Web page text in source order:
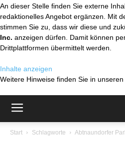
An dieser Stelle finden Sie externe
redaktionelles Angebot ergänzen. Mit
stimmen Sie zu, dass wir diese und
Inc. anzeigen dürfen. Damit können
Drittplattformen übermittelt werden.
Inhalte anzeigen
Weitere Hinweise finden Sie in unseren
Start Schlagworte Abtnaundorfer